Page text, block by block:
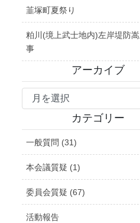
韮塚町夏祭り
粕川(境上武士地内)左岸堤防
事
アーカイブ
ア
イ
ブ
カテゴリー
一般質問 (31)
本会議質疑 (1)
委員会質疑 (67)
活動報告